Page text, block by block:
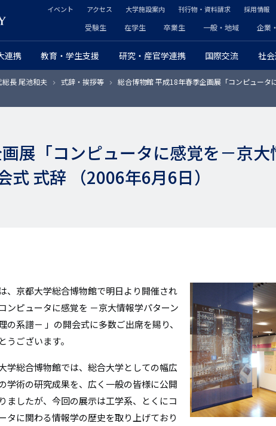
連携 教育・学生支援 研究・産官学連携 国際交流 社
ヘ
ッ
プ
ラ
イ
リ
ン
受験生 在学生 卒業生 一般・地域 企業
ッ
ダ
カ
ン
ン
ク
イベント アクセス 大学施設案内 刊行物・資料請求 採用情報
総長 尾池和夫 式辞・挨拶等
総合博物館 平成18年春季企画展「コンピュータ
展「コンピュータに感覚を－京大
式辞 （2006年6月6日）
、京都大学総合博物館で明日より開催され
ンピュータに感覚を －京大情報学パターン
の系譜－ 」の開会式に多数ご出席を賜り、
うございます。
学総合博物館では、総合大学としての幅広
学術の研究成果を、広く一般の皆様に公開
ましたが、今回の展示は工学系、とくにコ
タに関わる情報学の歴史を取り上げており